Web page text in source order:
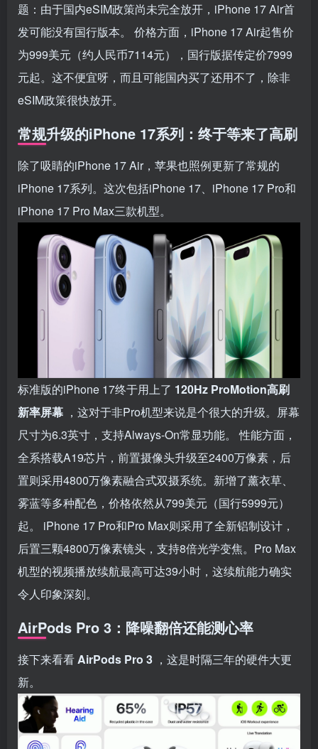
题：由于国内eSIM政策尚未完全放开，iPhone 17 Air首
发可能没有国行版本。 价格方面，iPhone 17 Air起售价
为999美元（约人民币7114元），国行版据传定价7999
元起。这不便宜呀，而且可能国内买了还用不了，除非
eSIM政策很快放开。
常规升级的iPhone 17系列：终于等来了高刷
除了吸睛的iPhone 17 Air，苹果也照例更新了常规的
iPhone 17系列。这次包括iPhone 17、iPhone 17 Pro和
iPhone 17 Pro Max三款机型。
标准版的iPhone 17终于用上了 120Hz ProMotion高刷
新率屏幕 ，这对于非Pro机型来说是个很大的升级。屏幕
尺寸为6.3英寸，支持Always-On常显功能。 性能方面，
全系搭载A19芯片，前置摄像头升级至2400万像素，后
置则采用4800万像素融合式双摄系统。新增了薰衣草、
雾蓝等多种配色，价格依然从799美元（国行5999元）
起。 iPhone 17 Pro和Pro Max则采用了全新铝制设计，
后置三颗4800万像素镜头，支持8倍光学变焦。Pro Max
机型的视频播放续航最高可达39小时，这续航能力确实
令人印象深刻。
AirPods Pro 3：降噪翻倍还能测心率
接下来看看AirPods Pro 3 ，这是时隔三年的硬件大更
新。